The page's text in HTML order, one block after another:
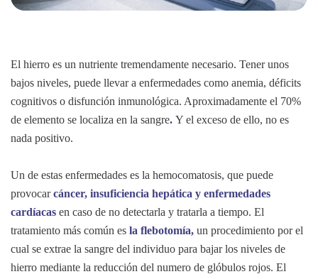
El hierro es un nutriente tremendamente necesario. Tener unos
bajos niveles, puede llevar a enfermedades como anemia, déficits
cognitivos o disfunción inmunológica. Aproximadamente el 70%
de elemento se localiza en la sangre. Y el exceso de ello, no es
nada positivo.
Un de estas enfermedades es la hemocomatosis, que puede
provocarcáncer, insuficiencia hepática y enfermedades
cardíacas en caso de no detectarla y tratarla a tiempo. El
tratamiento más común es la flebotomía, un procedimiento por el
cual se extrae la sangre del individuo para bajar los niveles de
hierro mediante la reducción del numero de glóbulos rojos. El